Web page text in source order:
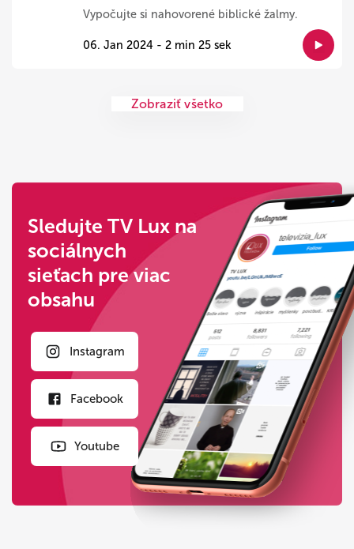
Vypočujte si nahovorené biblické žalmy.
06. Jan 2024 - 2 min 25 sek
Zobraziť všetko
Sledujte TV Lux na
sociálnych
sieťach pre viac
obsahu
Instagram
Facebook
Youtube